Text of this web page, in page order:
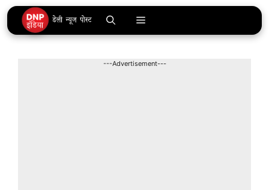
Skip
to
content
Menu
---Advertisement---